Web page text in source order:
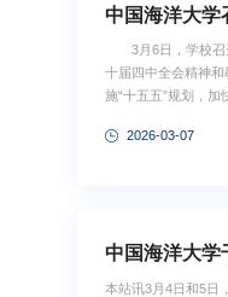
中国海洋大学
3月6日，学校召开
十届四中全会精神
施“十五五”规划，
础、全面发力的关键
2026-03-07
中国海洋大学
本站讯3月4日和5日